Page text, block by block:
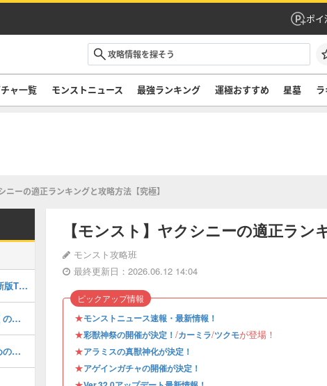
ポイ
ャ一覧 モンストニュース 最強ランキング 運極おすすめ 星墓
ニーの適正ランキングと攻略方法【究極】
【モンスト】ヤクシニーの適正ラン
モンスト攻略班
最終更新日：2026.06.12 14:04
★モンストニュース速報・最新情報！
★彩獣神祭の開催が決定！ /カーミラ/ツクモが登場！
★アラミスの真獣神化が決定！
★アゲインガチャの開催が決定！
ピックアップ情報
最強キャラランキングTOP30｜最新版Tier
アルカの評価とおすすめのわくわくの実｜どっちが強い？
超モンパス玉は引くべき？おすすめのガチャと注意点